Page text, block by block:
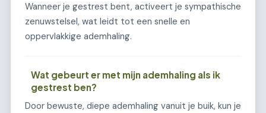
Wanneer je gestrest bent, activeert je sympathische
zenuwstelsel, wat leidt tot een snelle en
oppervlakkige ademhaling.
Wat gebeurt er met mijn ademhaling als ik
gestrest ben?
Door bewuste, diepe ademhaling vanuit je buik, kun je